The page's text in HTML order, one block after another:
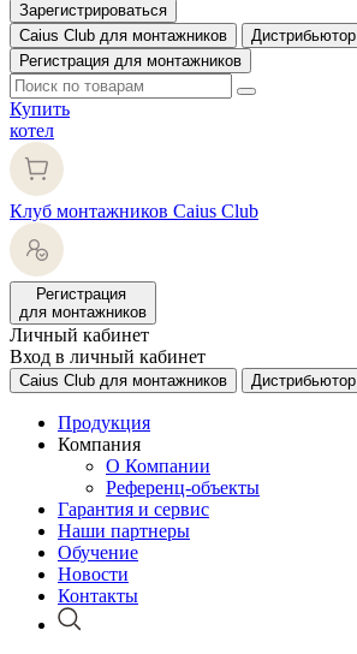
Зарегистрироваться
Caius Club для монтажников
Дистрибьютор
Регистрация для монтажников
Купить
котел
Клуб монтажников Caius Club
Регистрация
для монтажников
Личный кабинет
Вход в личный кабинет
Caius Club для монтажников Дистрибьютор
Продукция
Компания
О Компании
Референц-объекты
Гарантия и сервис
Наши партнеры
Обучение
Новости
Контакты